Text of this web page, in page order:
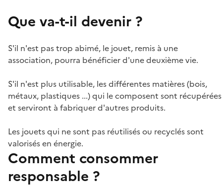
Que va-t-il devenir ?
S'il n'est pas trop abimé, le jouet, remis à une
association, pourra bénéficier d'une deuxième vie.
S'il n'est plus utilisable, les différentes matières (bois,
métaux, plastiques ...) qui le composent sont récupérées
et serviront à fabriquer d'autres produits.
Les jouets qui ne sont pas réutilisés ou recyclés sont
valorisés en énergie.
Comment consommer
responsable ?